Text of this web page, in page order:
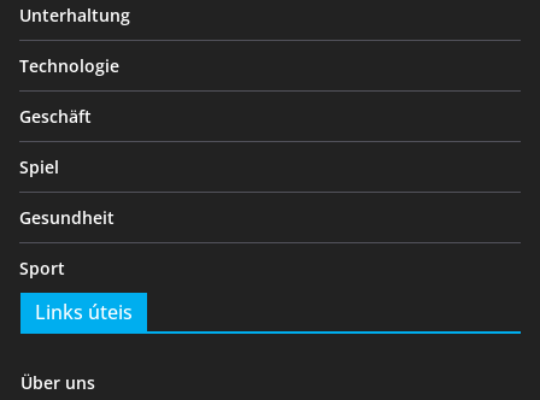
Unterhaltung
Technologie
Geschäft
Spiel
Gesundheit
Sport
Links úteis
Über uns